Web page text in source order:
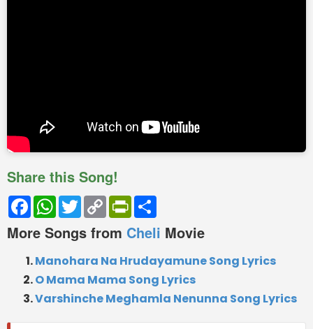
Share this Song!
FacebookWhatsApp
TwitterCopy
Link
PrintFriendly
More Songs from Cheli Movie
Manohara Na Hrudayamune Song Lyrics
O Mama Mama Song Lyrics
Varshinche Meghamla Nenunna Song Lyrics